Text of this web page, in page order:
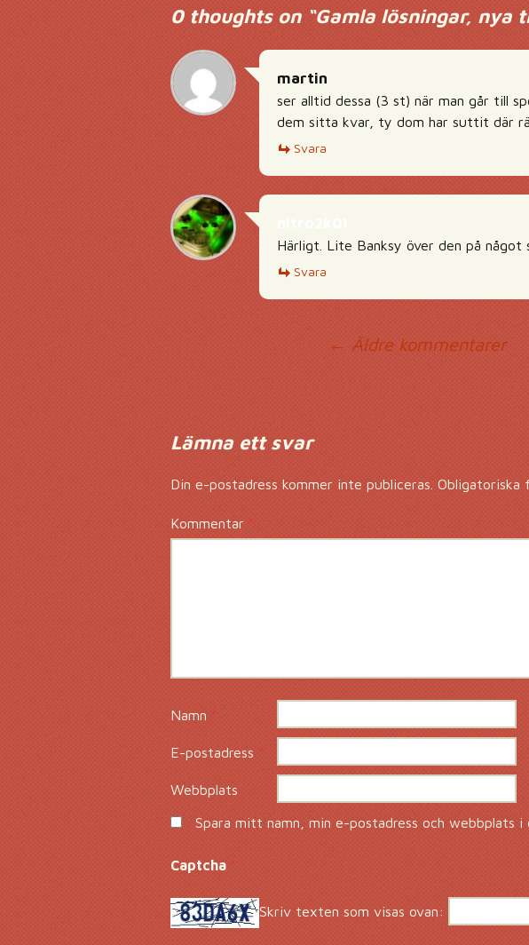
0 thoughts on “Gamla lösningar, nya
martin
ser alltid dessa (3 st) när man går till
dem sitta kvar, ty dom har suttit där
Svara
Härligt. Lite Banksy över den på
Svara
← Äldre kommentarer
Lämna ett svar
Din e-postadress kommer inte publiceras. Obligatoriska
Kommentar*
Namn*
E-postadress*
Webbplats
Spara mitt namn, min e-postadress och webbplats
Captcha*
Skriv texten som visas ovan: